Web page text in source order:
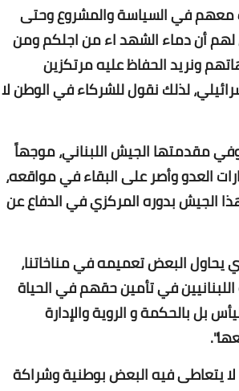
معهم في السياسة والمشروع وحتى
لهم أن دماء الشهد اء من اجلكم ومن
ونريد الحفاظ عليه مرتكزين
لذلك نقول للشركاء في الوطن لا
مقدمتها الجيش اللبناني، موجهاً
العدو وأصر على البقاء في مواقعه،
الجيش بدوره المركزي في الدفاع عن
يحاول البعض تعميمه في مناخاتنا،
في تأمين حقهم في الحياة
بل بالحكمة و الروية والإدارة
لا يتعاطى فيه البعض بوطنية وشراكة
Www.albuss.net
04 فبراير 2021